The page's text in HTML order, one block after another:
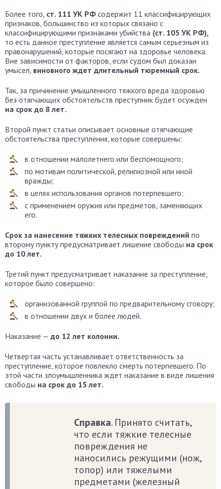
Более того, ст. 111 УК РФ содержит 11 классифицирующих
признаков, большинство из которых связано с
классифицирующими признаками убийства (ст. 105 УК РФ),
то есть данное преступление является самым серьезным из
правонарушений, которые посягают на здоровье человека.
Вне зависимости от факторов, если судом был доказан
умысел, виновного ждет длительный тюремный срок.
Так, за причинение умышленного тяжкого вреда здоровью
без отягчающих обстоятельств преступник будет осужден
на срок до 8 лет.
Второй пункт статьи описывает основные отягчающие
обстоятельства преступления, которые совершены:
в отношении малолетнего или беспомощного;
по мотивам политической, религиозной или иной
вражды;
в целях использования органов потерпевшего;
с применением оружия или предметов, заменяющих
его.
Срок за нанесение тяжких телесных повреждений по
второму пункту предусматривает лишение свободы на срок
до 10 лет.
Третий пункт предусматривает наказание за преступление,
которое было совершено:
организованной группой по предварительному сговору;
в отношении двух и более людей.
Наказание — до 12 лет колонии.
Четвертая часть устанавливает ответственность за
преступление, которое повлекло смерть потерпевшего. По
этой части злоумышленника ждет наказание в виде лишения
свободы на срок до 15 лет.
Справка. Принято считать,
что если тяжкие телесные
повреждения не
наносились режущими (нож,
топор) или тяжелыми
предметами (железный